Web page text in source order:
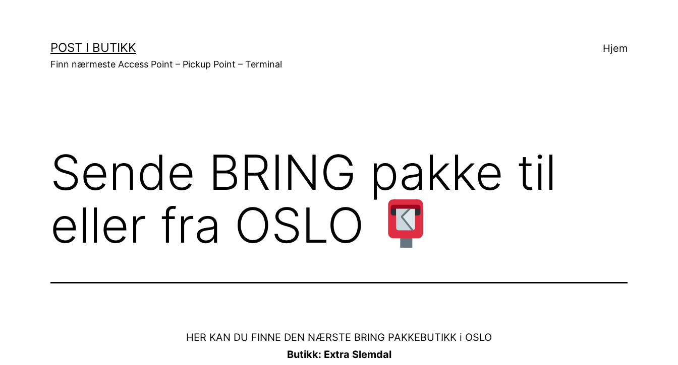
POST I BUTIKK
Finn nærmeste Access Point – Pickup Point – Terminal
Hjem
Sende BRING pakke til
eller fra OSLO
HER KAN DU FINNE DEN NÆRSTE BRING PAKKEBUTIKK i OSLO
Butikk: Extra Slemdal